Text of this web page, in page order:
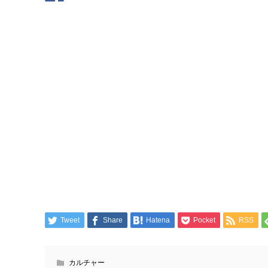
Tweet Share Hatena Pocket RSS
カルチャー